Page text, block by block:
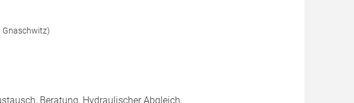
Gnaschwitz)
Beratung, Hydraulischer Abgleich